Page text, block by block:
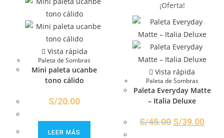
Vista rápida
Paleta de Sombras
Mini paleta ucanbe
tono cálido
S/20.00
LEER MÁS
¡Oferta!
Vista rápida
Paleta de Sombras
Paleta Everyday Matte
– Italia Deluxe
S/45.00 S/39.00